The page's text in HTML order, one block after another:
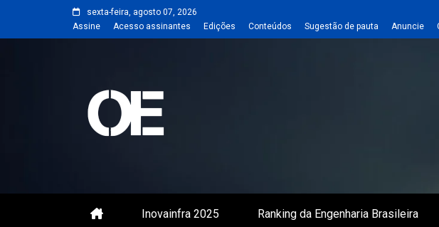
sexta-feira, agosto 07, 2026
Assine
Acesso assinantes Edições Conteúdos Sugestão de pauta Anuncie
Revista | O
Inovainfra 2025 Ranking da Engenharia Brasileira